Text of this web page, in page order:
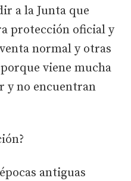
a la Junta que
protección oficial y
normal y otras
viene mucha
y no encuentran
antiguas